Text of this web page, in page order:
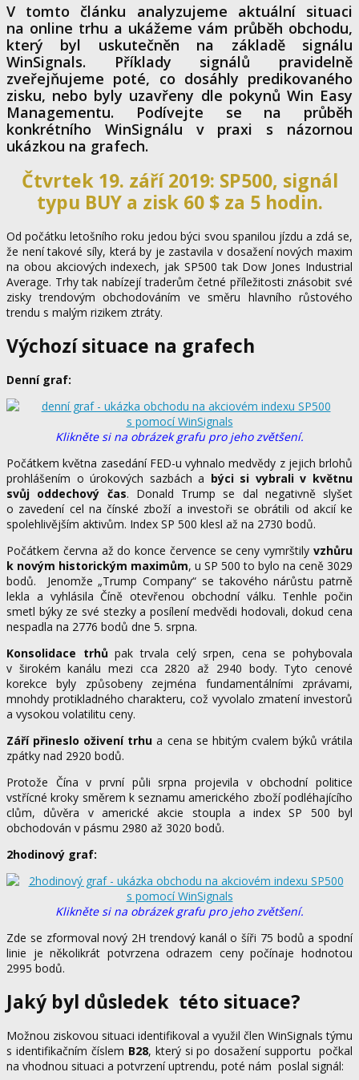
V tomto článku analyzujeme aktuální situaci
na online trhu a ukážeme vám průběh obchodu,
který byl uskutečněn na základě signálu
WinSignals. Příklady signálů pravidelně
zveřejňujeme poté, co dosáhly predikovaného
zisku, nebo byly uzavřeny dle pokynů Win Easy
Managementu. Podívejte se na průběh
konkrétního WinSignálu v praxi s názornou
ukázkou na grafech.
Čtvrtek 19. září 2019: SP500, signál
typu BUY a zisk 60 $ za 5 hodin.
Od počátku letošního roku jedou býci svou spanilou jízdu a zdá se,
že není takové síly, která by je zastavila v dosažení nových maxim
na obou akciových indexech, jak SP500 tak Dow Jones Industrial
Average. Trhy tak nabízejí traderům četné příležitosti znásobit své
zisky trendovým obchodováním ve směru hlavního růstového
trendu s malým rizikem ztráty.
Výchozí situace na grafech
Denní graf:
Klikněte si na obrázek grafu pro jeho zvětšení.
Počátkem května zasedání FED-u vyhnalo medvědy z jejich brlohů
prohlášením o úrokových sazbách a býci si vybrali v květnu
svůj oddechový čas. Donald Trump se dal negativně slyšet
o zavedení cel na čínské zboží a investoři se obrátili od akcií ke
spolehlivějším aktivům. Index SP 500 klesl až na 2730 bodů.
Počátkem června až do konce července se ceny vymrštily vzhůru
k novým historickým maximům, u SP 500 to bylo na ceně 3029
bodů. Jenomže „Trump Company“ se takového nárůstu patrně
lekla a vyhlásila Číně otevřenou obchodní válku. Tenhle počin
smetl býky ze své stezky a posílení medvědi hodovali, dokud cena
nespadla na 2776 bodů dne 5. srpna.
Konsolidace trhůpak trvala celý srpen, cena se pohybovala
v širokém kanálu mezi cca 2820 až 2940 body. Tyto cenové
korekce byly způsobeny zejména fundamentálními zprávami,
mnohdy protikladného charakteru, což vyvolalo zmatení investorů
a vysokou volatilitu ceny.
Září přineslo oživení trhu a cena se hbitým cvalem býků vrátila
zpátky nad 2920 bodů.
Protože Čína v první půli srpna projevila v obchodní politice
vstřícné kroky směrem k seznamu amerického zboží podléhajícího
clům, důvěra v americké akcie stoupla a index SP 500 byl
obchodován v pásmu 2980 až 3020 bodů.
2hodinový graf:
Klikněte si na obrázek grafu pro jehozvětšení.
Zde se zformoval nový 2H trendový kanál o šíři 75 bodů a spodní
linie je několikrát potvrzena odrazem ceny počínaje hodnotou
2995 bodů.
Jaký byl důsledek této situace?
Možnou ziskovou situaci identifikoval a využil člen WinSignals týmu
s identifikačním číslem B28, který si po dosažení supportu počkal
na vhodnou situaci a potvrzení uptrendu, poté nám poslal signál: